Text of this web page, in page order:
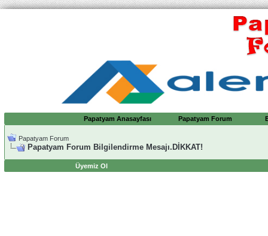
Papatyam Anasayfası Papatyam Forum
Papatyam Forum
Papatyam Forum Bilgilendirme Mesajı.DİKKAT!
Üyemiz Ol